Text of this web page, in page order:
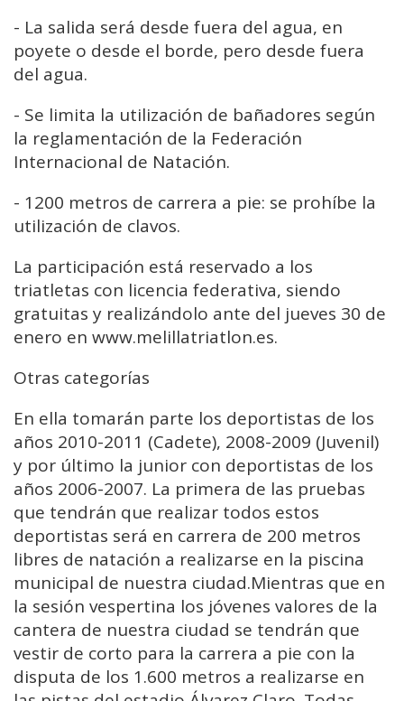
- La salida será desde fuera del agua, en
poyete o desde el borde, pero desde fuera
del agua.
- Se limita la utilización de bañadores según
la reglamentación de la Federación
Internacional de Natación.
- 1200 metros de carrera a pie: se prohíbe la
utilización de clavos.
La participación está reservado a los
triatletas con licencia federativa, siendo
gratuitas y realizándolo ante del jueves 30 de
enero en www.melillatriatlon.es.
Otras categorías
En ella tomarán parte los deportistas de los
años 2010-2011 (Cadete), 2008-2009 (Juvenil)
y por último la junior con deportistas de los
años 2006-2007. La primera de las pruebas
que tendrán que realizar todos estos
deportistas será en carrera de 200 metros
libres de natación a realizarse en la piscina
municipal de nuestra ciudad.Mientras que en
la sesión vespertina los jóvenes valores de la
cantera de nuestra ciudad se tendrán que
vestir de corto para la carrera a pie con la
disputa de los 1.600 metros a realizarse en